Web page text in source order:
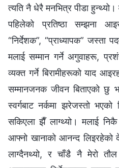
त्यति नै धेरै मनभित्र पीडा
पहिलेको प्रतिष्ठा सम्झना
“निर्देशक”, “प्राध्यापक” जस्ता
मलाई सम्मान गर्ने अगुवाहरू,
व्यक्त गर्ने बिरामीहरूको याद
सम्मानजनक जीवन बिताएको छु
स्वर्गबाट नर्कमा झरेजस्तो
सकिएला झैँ लाग्थ्यो। मलाई
आफ्नो खानाको आनन्द
लाग्दैनथ्यो, र चाँडै नै मेरो